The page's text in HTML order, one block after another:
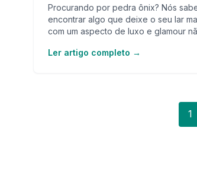
Procurando por pedra ônix? Nós
encontrar algo que deixe o seu lar
com um aspecto de luxo e glamour
decoração, você eleva o nível do seu
Ler artigo completo →
1